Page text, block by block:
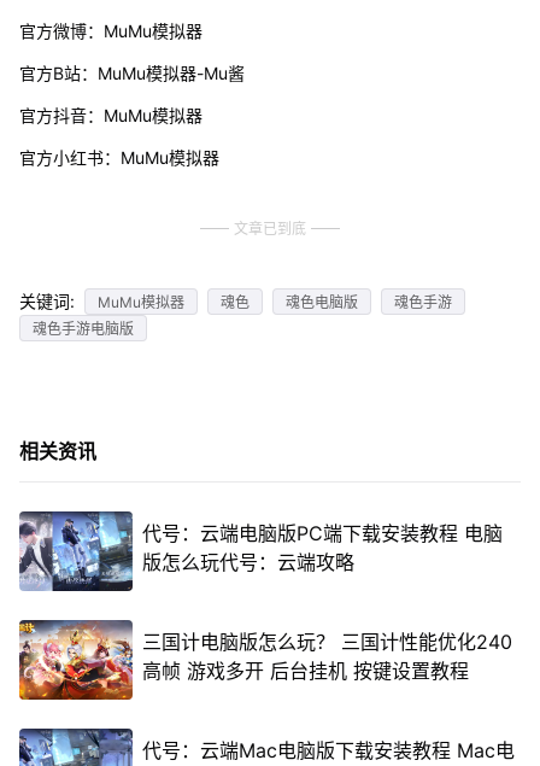
官方微博：MuMu模拟器
官方B站：MuMu模拟器-Mu酱
官方抖音：MuMu模拟器
官方小红书：MuMu模拟器
文章已到底
关键词: MuMu模拟器 魂色 魂色电脑版
魂色手游
魂色手游电脑版
相关资讯
代号：云端电脑版PC端下载安装教程 电脑
版怎么玩代号：云端攻略
三国计电脑版怎么玩？ 三国计性能优化240
高帧 游戏多开 后台挂机 按键设置教程
代号：云端Mac电脑版下载安装教程 Mac电